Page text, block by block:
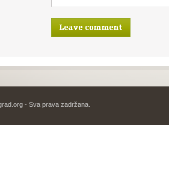
- Sva prava zadržana.